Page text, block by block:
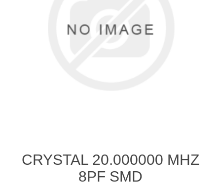
CRYSTAL 20.000000 MHZ
8PF SMD